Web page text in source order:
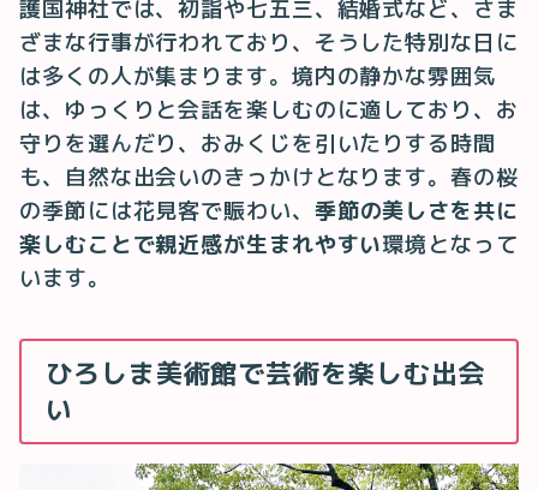
護国神社では、初詣や七五三、結婚式など、さま
ざまな行事が行われており、そうした特別な日に
は多くの人が集まります。境内の静かな雰囲気
は、ゆっくりと会話を楽しむのに適しており、お
守りを選んだり、おみくじを引いたりする時間
も、自然な出会いのきっかけとなります。春の桜
の季節には花見客で賑わい、 季節の美しさを共に
楽しむことで親近感が生まれやすい環境となって
います。
ひろしま美術館で芸術を楽しむ出会
い